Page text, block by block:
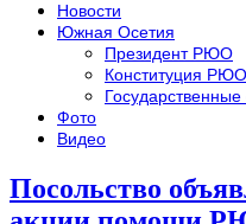
Новости
Южная Осетия
Президент РЮО
Конституция РЮО
Фото
Видео
Посольство